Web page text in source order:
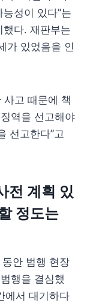
성이 있다”는
다. 재판부는
가 있었음을 인
사고 때문에 책
역을 선고해야
선고한다”고
전 계획 있
정도는
안 범행 현장
행을 결심했
에서 대기하다